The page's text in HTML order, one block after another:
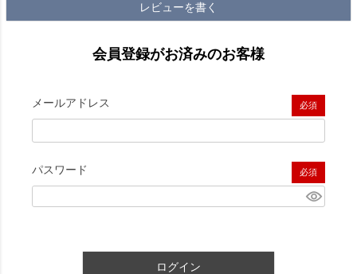
レビューを書く
会員登録がお済みのお客様
メールアドレス
(必須)
パスワード
(必須)
ログイン